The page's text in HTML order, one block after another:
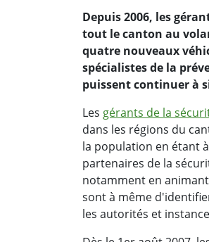
Depuis 2006, les
tout le canton au
quatre nouveaux
spécialistes de la
puissent continuer à
Les gérants de la
dans les régions du
la population en étant
partenaires de la
notamment en
sont à même
les autorités et